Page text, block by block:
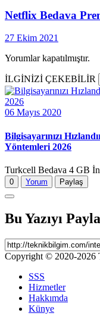
Netflix Bedava
27 Ekim 2021
Yorumlar kapatılmıştır.
İLGİNİZİ ÇEKEBİLİR
06 Mayıs 2020
Bilgisayarınızı
Yöntemleri 2026
Turkcell Bedava 4 GB
0 Yorum Paylaş
Bu Yazıyı
Copyright © 2020-2026
SSS
Hizmetler
Hakkımda
Künye